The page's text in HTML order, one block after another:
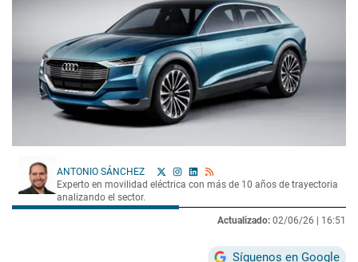
ANTONIO SÁNCHEZ
Experto en movilidad eléctrica con más de 10 años de trayectoria
analizando el sector.
Actualizado: 02/06/26 | 16:51
Síguenos en Google